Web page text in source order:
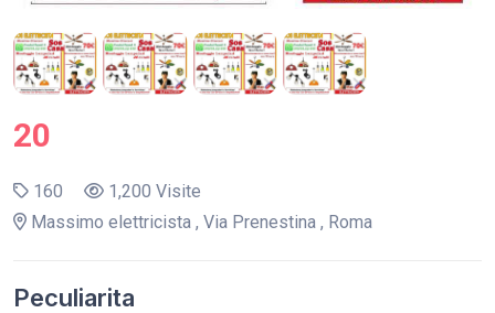
20
160
1,200 Visite
Massimo elettricista , Via Prenestina , Roma
Peculiarita